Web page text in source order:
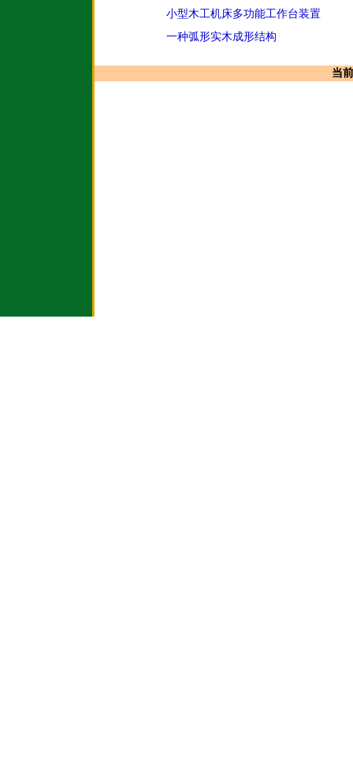
小型木工机床多功能工作台装置
一种弧形实木成形结构
当